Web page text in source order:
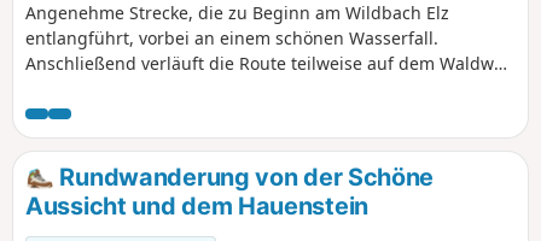
Angenehme Strecke, die zu Beginn am Wildbach Elz
entlangführt, vorbei an einem schönen Wasserfall.
Anschließend verläuft die Route teilweise auf dem Waldweg
Blindenhöhe und am Blindensee entlang.
Rundwanderung von der Schöne
Aussicht und dem Hauenstein